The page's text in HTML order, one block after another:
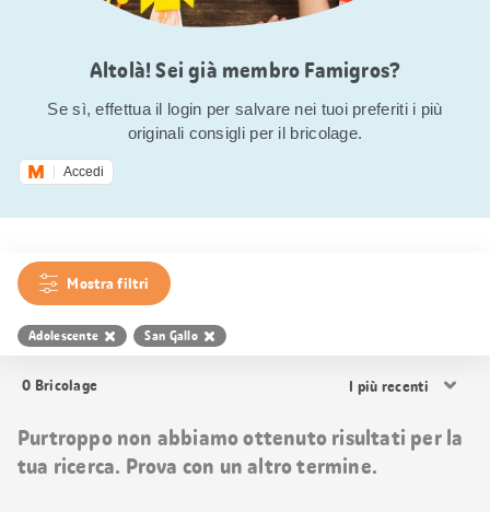
Altolà! Sei già membro Famigros?
Se sì, effettua il login per salvare nei tuoi preferiti i più
originali consigli per il bricolage.
Accedi
Mostra filtri
Adolescente San Gallo
0 Bricolage
i
Purtroppo non abbiamo ottenuto risultati per la
tua ricerca. Prova con un altro termine.